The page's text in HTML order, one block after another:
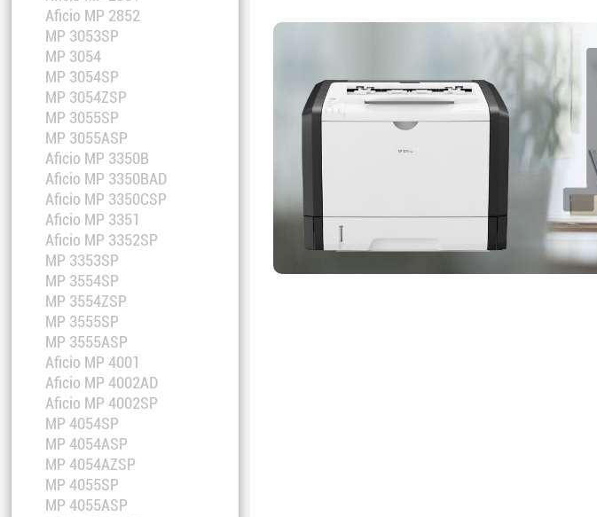
Aficio MP 2852
MP 3053SP
MP 3054
MP 3054SP
MP 3054ZSP
MP 3055SP
MP 3055ASP
Aficio MP 3350B
Aficio MP 3350BAD
Aficio MP 3350CSP
Aficio MP 3351
Aficio MP 3352SP
MP 3353SP
MP 3554SP
MP 3554ZSP
MP 3555SP
MP 3555ASP
Aficio MP 4001
Aficio MP 4002AD
Aficio MP 4002SP
MP 4054SP
MP 4054ASP
MP 4054AZSP
MP 4055SP
MP 4055ASP